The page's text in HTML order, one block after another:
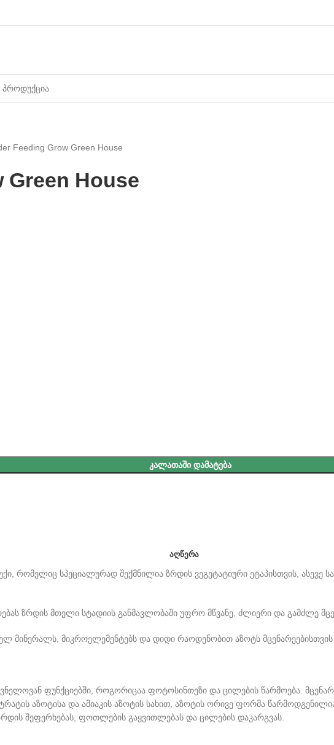
Feeding Grow Green House
Green House
ᲙᲐᲚᲐᲗᲐᲨᲘ ᲓᲐᲛᲐᲢᲔᲑᲐ
ᲐᲦᲬᲔᲠᲐ
რომელიც სპეციალურად შექმნილია ზრდის ვეგეტატიური ეტაპისთვის, ასევე
ზრდის მთელი სტადიის განმავლობაში უფრო მწვანე, ძლიერი და გამძლე
მინერალს, მიკროელემენტებს და დიდი რაოდენობით აზოტს
ფუნქციებში, როგორიცაა ფოტოსინთეზი და ცილების წარმოება.
აზოტისა და ამიაკის აზოტის სახით, აზოტის ორივე ფორმა
შეფერხებას, ფოთლების გაყვითლებას და ცილების დაკარგვას.